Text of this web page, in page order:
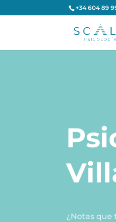
+34 604 89
¿Notas que